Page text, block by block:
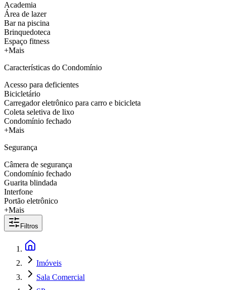
Academia
Área de lazer
Bar na piscina
Brinquedoteca
Espaço fitness
+Mais
Características do Condomínio
Acesso para deficientes
Bicicletário
Carregador eletrônico para carro e bicicleta
Coleta seletiva de lixo
Condomínio fechado
+Mais
Segurança
Câmera de segurança
Condomínio fechado
Guarita blindada
Interfone
Portão eletrônico
+Mais
Filtros
Imóveis
Sala Comercial